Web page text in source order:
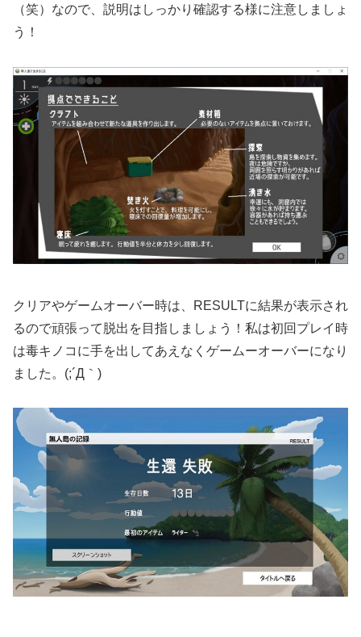
（笑）なので、説明はしっかり確認する様に注意しましょ
う！
クリアやゲームオーバー時は、RESULTに結果が表示され
るので頑張って脱出を目指しましょう！私は初回プレイ時
は毒キノコに手を出してあえなくゲームーオーバーになり
ました。(;´Д｀)